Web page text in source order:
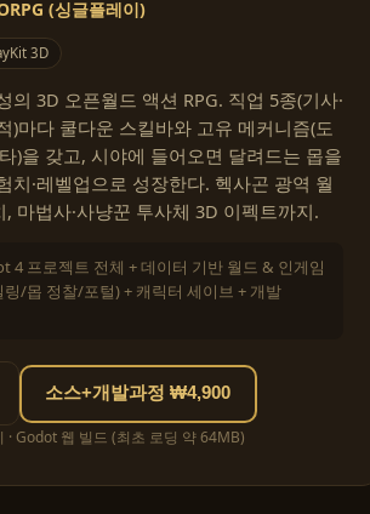
(싱글플레이)
3D
3D 오픈월드 액션 RPG. 직업 5종(기사·
)마다 쿨다운 스킬바와 고유 메커니즘(도
)을 갖고, 시야에 들어오면 달려드는 몹을
치·레벨업으로 성장한다. 헥사곤 광역 월
마법사·사냥꾼 투사체 3D 이펙트까지.
4 프로젝트 전체 + 데이터 기반 월드 & 인게임
/몹 정찰/포털) + 캐릭터 세이브 + 개발
소스+개발과정 ₩4,900
Godot 웹 빌드 (최초 로딩 약 64MB)